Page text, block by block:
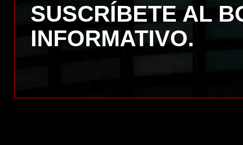
SUSCRÍBETE AL
INFORMATIVO.